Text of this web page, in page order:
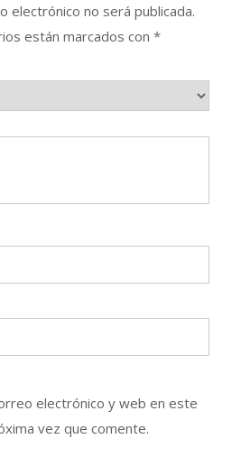
electrónico no será publicada.
están marcados con *
electrónico y web en este
vez que comente.